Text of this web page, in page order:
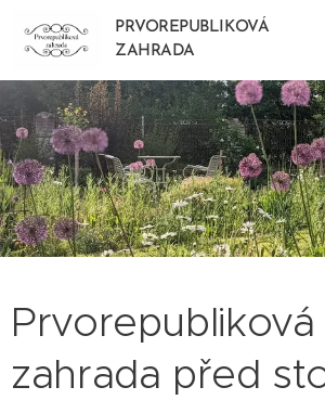
PRVOREPUBLIKOVÁ
ZAHRADA
Prvorepubliková
zahrada před